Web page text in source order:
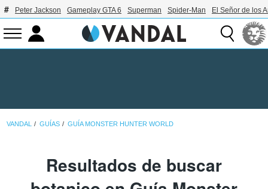
Peter Jackson Gameplay GTA 6 Superman Spider-Man El Señor de los
VANDAL GUÍAS GUÍA MONSTER HUNTER WORLD
Resultados de buscar